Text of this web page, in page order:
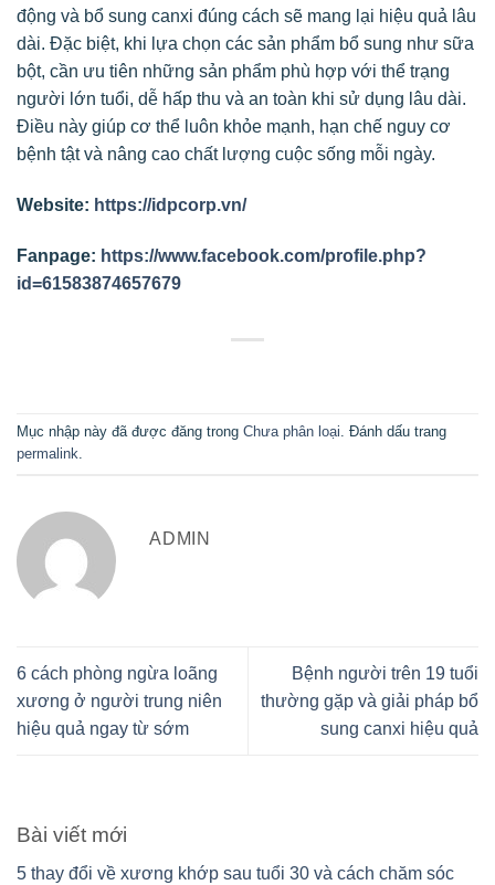
động và bổ sung canxi đúng cách sẽ mang lại hiệu quả lâu
dài. Đặc biệt, khi lựa chọn các sản phẩm bổ sung như sữa
bột, cần ưu tiên những sản phẩm phù hợp với thể trạng
người lớn tuổi, dễ hấp thu và an toàn khi sử dụng lâu dài.
Điều này giúp cơ thể luôn khỏe mạnh, hạn chế nguy cơ
bệnh tật và nâng cao chất lượng cuộc sống mỗi ngày.
Website: https://idpcorp.vn/
Fanpage: https://www.facebook.com/profile.php?
id=61583874657679
Mục nhập này đã được đăng trong Chưa phân loại. Đánh dấu trang
permalink.
ADMIN
6 cách phòng ngừa loãng
xương ở người trung niên
hiệu quả ngay từ sớm
Bệnh người trên 19 tuổi
thường gặp và giải pháp bổ
sung canxi hiệu quả
Bài viết mới
5 thay đổi về xương khớp sau tuổi 30 và cách chăm sóc